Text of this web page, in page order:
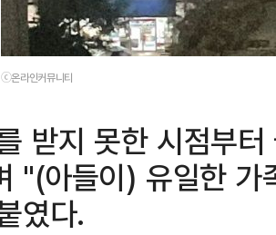
ⓒ온라인커뮤니티
받지 못한 시점부
"(아들이) 유일한
였다.